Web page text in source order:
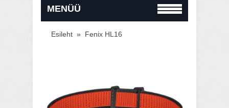
MENÜÜ
Esileht » Fenix HL16